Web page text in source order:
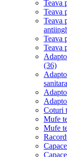
Teava
Teava
Teava
Teava
Teava
(36)
Coturi
Mufe
Mufe